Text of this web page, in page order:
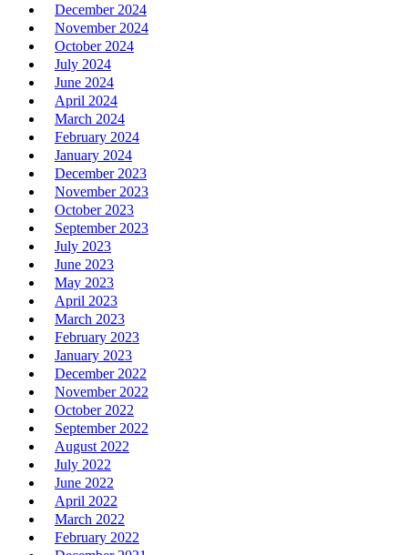
December 2024
November 2024
October 2024
July 2024
June 2024
April 2024
March 2024
February 2024
January 2024
December 2023
November 2023
October 2023
September 2023
July 2023
June 2023
May 2023
April 2023
March 2023
February 2023
January 2023
December 2022
November 2022
October 2022
September 2022
August 2022
July 2022
June 2022
April 2022
March 2022
February 2022